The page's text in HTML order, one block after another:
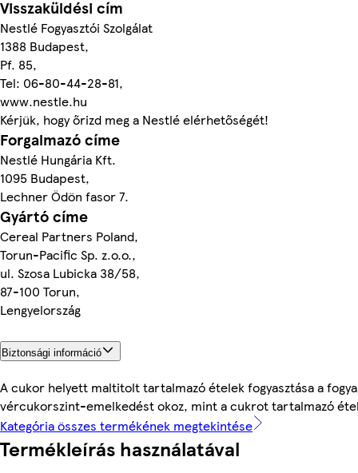
Visszaküldési cím
Nestlé Fogyasztói Szolgálat
1388 Budapest,
Pf. 85,
Tel: 06-80-44-28-81,
www.nestle.hu
Kérjük, hogy őrizd meg a Nestlé elérhetőségét!
Forgalmazó címe
Nestlé Hungária Kft.
1095 Budapest,
Lechner Ödön fasor 7.
Gyártó címe
Cereal Partners Poland,
Torun-Pacific Sp. z.o.o.,
ul. Szosa Lubicka 38/58,
87-100 Torun,
Lengyelország
Biztonsági információ
A cukor helyett maltitolt tartalmazó ételek fogyasztása a
vércukorszint-emelkedést okoz, mint a cukrot tartalmazó
Kategória összes termékének megtekintése
Termékleírás használatával